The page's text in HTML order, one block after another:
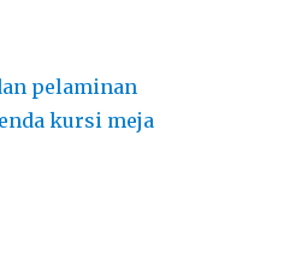
pelaminan
kursi meja